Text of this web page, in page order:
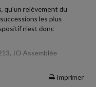
qu'un relèvement du
les plus
n'est donc
JO Assemblée
Imprimer